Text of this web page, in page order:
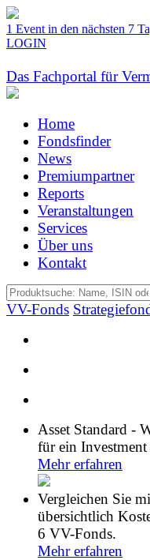
1 Event in den nächsten 7
LOGIN
Das Fachportal für
Home
Fondsfinder
News
Premiumpartner
Reports
Veranstaltungen
Services
Über uns
Kontakt
VV-Fonds
Asset Standard -
für ein
Mehr erfahren
Vergleichen Sie
übersichtlich
6 VV-Fonds.
Mehr erfahren